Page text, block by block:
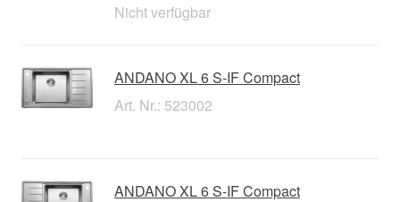
Nicht verfügbar
ANDANO XL 6 S-IF Compact
Art. Nr.: 523002
ANDANO XL 6 S-IF Compact